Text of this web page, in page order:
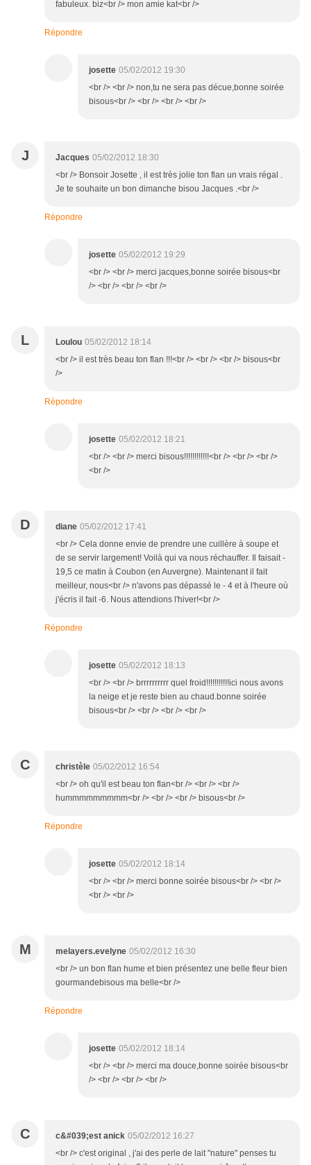
fabuleux. biz<br /> mon amie kat<br />
Répondre
josette 05/02/2012 19:30
<br /> <br /> non,tu ne sera pas décue,bonne soirée
bisous<br /> <br /> <br /> <br />
J Jacques 05/02/2012 18:30
<br /> Bonsoir Josette , il est très jolie ton flan un vrais régal .
Je te souhaite un bon dimanche bisou Jacques .<br />
Répondre
josette 05/02/2012 19:29
<br /> <br /> merci jacques,bonne soirée bisous<br
/> <br /> <br /> <br />
L Loulou 05/02/2012 18:14
<br /> il est très beau ton flan !!!<br /> <br /> <br /> bisous<br
/>
Répondre
josette 05/02/2012 18:21
<br /> <br /> merci bisous!!!!!!!!!!!!<br /> <br /> <br />
<br />
D diane 05/02/2012 17:41
<br /> Cela donne envie de prendre une cuillère à soupe et
de se servir largement! Voilà qui va nous réchauffer. Il faisait -
19,5 ce matin à Coubon (en Auvergne). Maintenant il fait
meilleur, nous<br /> n'avons pas dépassé le - 4 et à l'heure où
j'écris il fait -6. Nous attendions l'hiver!<br />
Répondre
josette 05/02/2012 18:13
<br /> <br /> brrrrrrrrrr quel froid!!!!!!!!!!!ici nous avons
la neige et je reste bien au chaud.bonne soirée
bisous<br /> <br /> <br /> <br />
C christèle 05/02/2012 16:54
<br /> oh qu'il est beau ton flan<br /> <br /> <br />
hummmmmmmmm<br /> <br /> <br /> bisous<br />
Répondre
josette 05/02/2012 18:14
<br /> <br /> merci bonne soirée bisous<br /> <br />
<br /> <br />
M melayers.evelyne 05/02/2012 16:30
<br /> un bon flan hume et bien présentez une belle fleur bien
gourmandebisous ma belle<br />
Répondre
josette 05/02/2012 18:14
<br /> <br /> merci ma douce,bonne soirée bisous<br
/> <br /> <br /> <br />
C c&#039;est anick 05/02/2012 16:27
<br /> c'est original , j'ai des perle de lait "nature" penses tu